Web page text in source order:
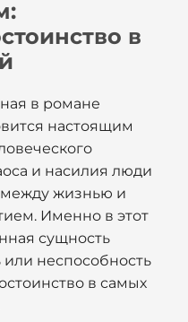
в
в романе
настоящим
и насилия люди
жизнью и
Именно в этот
сущность
или неспособность
в самых